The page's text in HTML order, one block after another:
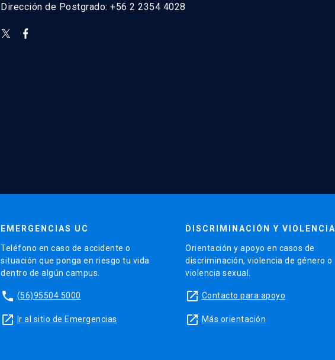
Dirección de Postgrado: +56 2 2354 4028
EMERGENCIAS UC
Teléfono en caso de accidente o
situación que ponga en riesgo tu vida
dentro de algún campus.
phone (56)95504 5000
launch Ir al sitio de Emergencias
DISCRIMINACIÓN Y VIOLENCIA
Orientación y apoyo en casos de
discriminación, violencia de género o
violencia sexual.
launch Contacto para apoyo
launch Más orientación